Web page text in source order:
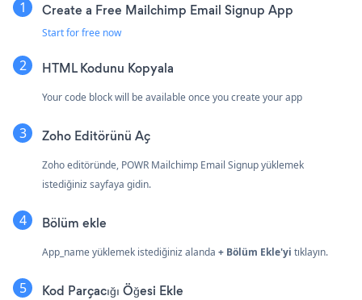
Create a Free Mailchimp Email Signup App
Start for free now
HTML Kodunu Kopyala
Your code block will be available once you create your app
Zoho Editörünü Aç
Zoho editöründe, POWR Mailchimp Email Signup yüklemek
istediğiniz sayfaya gidin.
Bölüm ekle
App_name yüklemek istediğiniz alanda + Bölüm Ekle'yi tıklayın.
Kod Parçacığı Öğesi Ekle